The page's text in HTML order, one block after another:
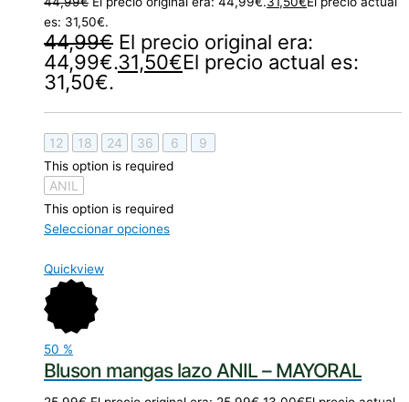
es: 31,50€.
44,99€ El precio original era:
44,99€.31,50€El precio actual es:
31,50€.
12 18 24 36 6 9
This option is required
ANIL
This option is required
Seleccionar opciones
Quickview
50 %
Bluson mangas lazo ANIL – MAYORAL